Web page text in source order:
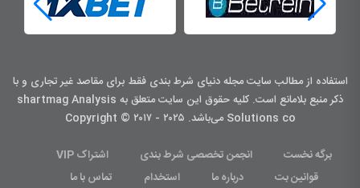
استفاده از مطالب سایت مجله دنیای شرط بندی فقط برای مقاصد غیر تجاری و با
ذکر منبع بلامانع است. کليه حقوق اين سايت متعلق به shartmag Analysis
Solutions co می‌باشد. Copyright © ۲۰۱۷ - ۲۰۲۵
برگه نخست انجمن تخصصی شرط بندی
اشتراک VIP
قوانین بت
درباره ما استخدام تماس با ما